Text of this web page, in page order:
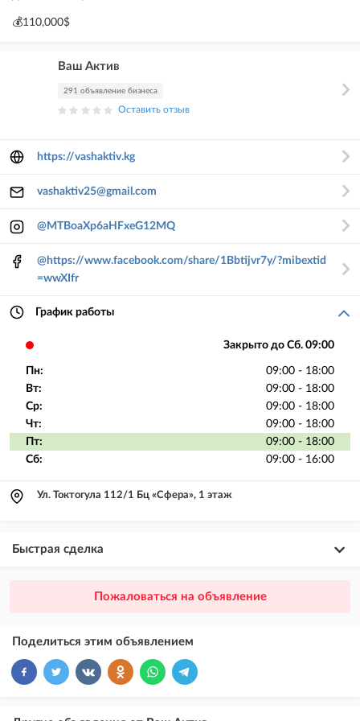
💰110,000$
Ваш Актив
291 объявление бизнеса
Оставить отзыв
https://vashaktiv.kg
vashaktiv25@gmail.com
@MTBoaXp6aHFxeG12MQ
@https://www.facebook.com/share/1Bbtijvr7y/?mibextid
=wwXIfr
График работы
Закрыто до Сб. 09:00
Пн:
09:00 - 18:00
Вт:
09:00 - 18:00
Ср:
09:00 - 18:00
Чт:
09:00 - 18:00
Пт:
09:00 - 18:00
Сб:
09:00 - 16:00
Ул. Токтогула 112/1 Бц «Сфера», 1 этаж
Быстрая сделка
размещение объявления выше бесплатных объявлений
Пожаловаться на объявление
Поделиться этим объявлением